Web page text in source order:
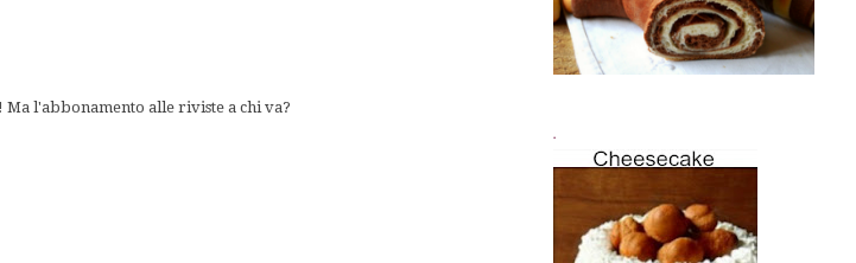
l'abbonamento alle riviste a chi va?
.